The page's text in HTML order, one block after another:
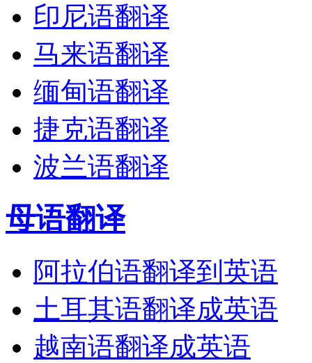
印尼语翻译
马来语翻译
缅甸语翻译
捷克语翻译
波兰语翻译
母语翻译
阿拉伯语翻译到英语
土耳其语翻译成英语
越南语翻译成英语